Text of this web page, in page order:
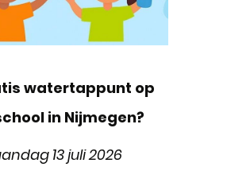
watertappunt op
in Nijmegen?
13 juli 2026